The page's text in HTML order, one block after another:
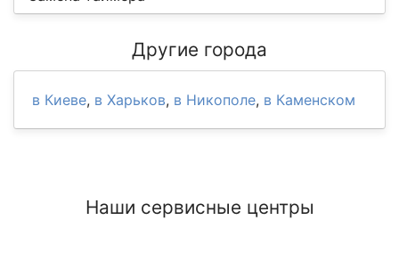
Другие города
в Киеве, в Харьков, в Никополе, в Каменском
Наши сервисные центры